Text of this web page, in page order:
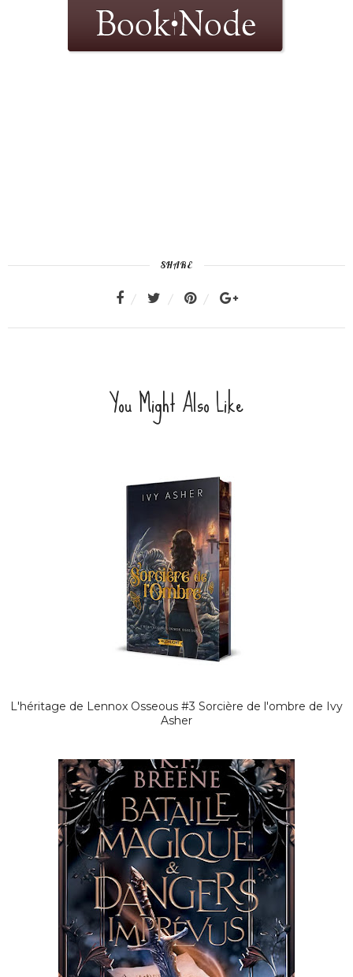
SHARE
You Might Also Like
L'héritage de Lennox Osseous #3 Sorcière de l'ombre de Ivy
Asher